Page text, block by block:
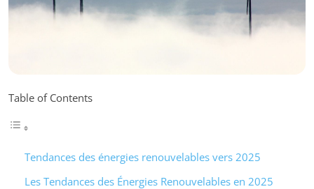
Table of Contents
Tendances des énergies renouvelables vers 2025
Les Tendances des Énergies Renouvelables en 2025